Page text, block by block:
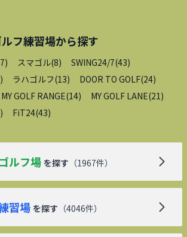
フ練習場から探す
) スマゴル(8) SWING24/7(43)
) ラハゴルフ(13) DOOR TO GOLF(24)
MY GOLF RANGE(14) MY GOLF LANE(21 )
) FiT24(43)
ゴルフ場 を探す （1967件）
習場 を探す （4046件）